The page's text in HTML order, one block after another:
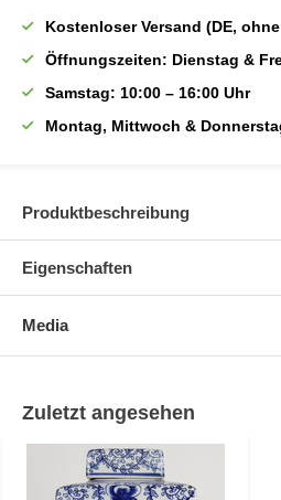
Kostenloser Versand (DE,
Öffnungszeiten: Dienstag &
Samstag: 10:00 – 16:00 Uhr
Montag, Mittwoch &
Produktbeschreibung
Eigenschaften
Media
Zuletzt angesehen